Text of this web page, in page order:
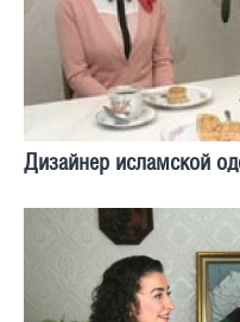
Дизайнер исламской